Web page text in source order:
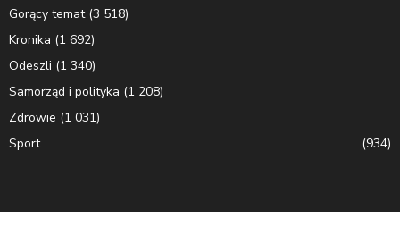
Gorący temat(3 518)
Kronika (1 692)
Odeszli (1 340)
Samorząd i polityka (1 208)
Zdrowie (1 031)
Sport
(934)